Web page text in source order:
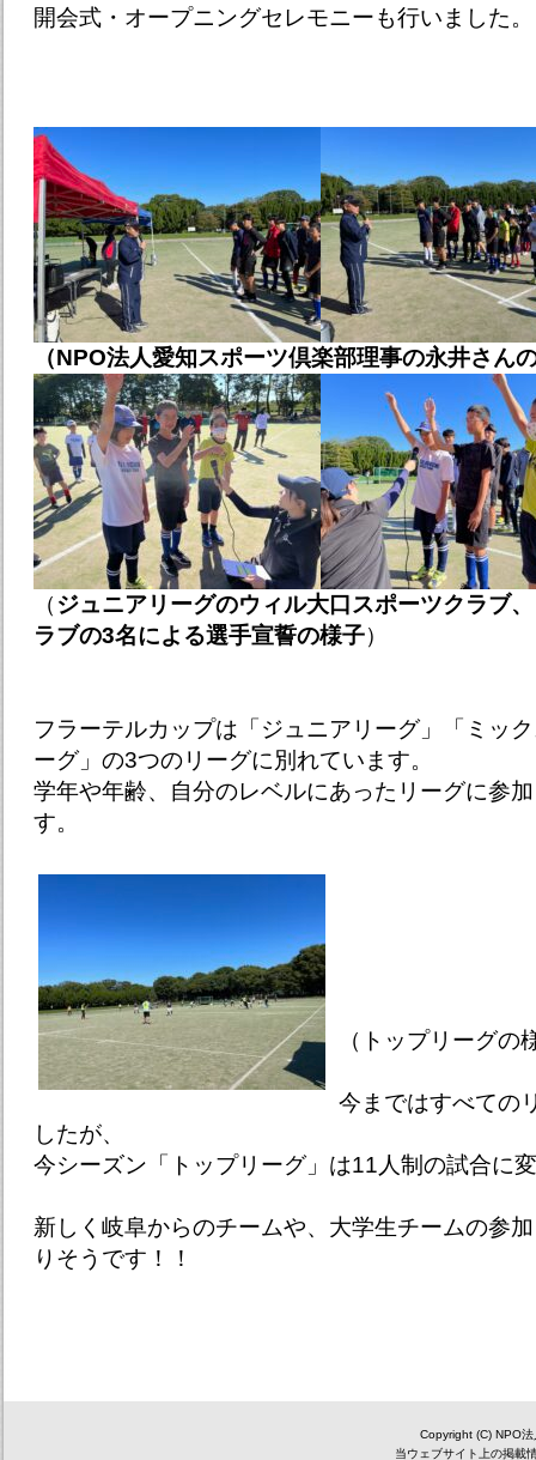
開会式・オープニングセレモニーも行いました。
（NPO法人愛知スポーツ倶楽部理事の永井さん
（ ジュニアリーグのウィル大口スポーツクラブ
ラブの3名による選手宣誓の様子）
フラーテルカップは「ジュニアリーグ」「ミッ
ーグ」の3つのリーグに別れています。
学年や年齢、自分のレベルにあったリーグに参
す。
（トップリーグの
今まではすべての
したが、
今シーズン「トップリーグ」は11人制の試合に
新しく岐阜からのチームや、大学生チームの参
りそうです！！
Copyright (C) NPO
当ウェブサイト上の掲載